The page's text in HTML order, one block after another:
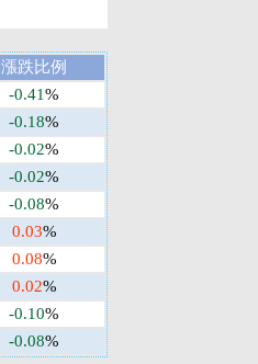
漲跌比例
-0.41%
-0.18%
-0.02%
-0.02%
-0.08%
0.03%
0.08%
0.02%
-0.10%
-0.08%